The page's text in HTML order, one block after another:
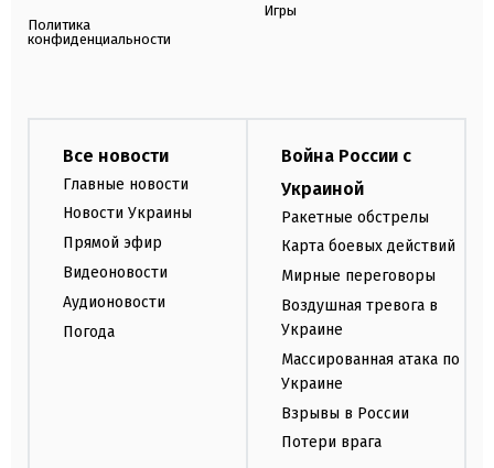
Политика
конфиденциальности
Игры
Все новости
Главные новости
Новости Украины
Прямой эфир
Видеоновости
Аудионовости
Погода
Война России с
Украиной
Ракетные обстрелы
Карта боевых действий
Мирные переговоры
Воздушная тревога в
Украине
Массированная атака по
Украине
Взрывы в России
Потери врага